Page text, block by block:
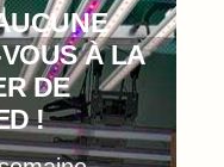
À LA
DE
!